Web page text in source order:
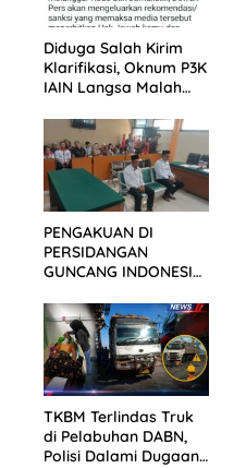
Diduga Salah Kirim
Klarifikasi, Oknum P3K
IAIN Langsa Malah
Dewan Pers
PENGAKUAN DI
PERSIDANGAN
GUNCANG INDONESIA!
DITUNDA, KELUARGA
KORBAN MENGAMUK
DI PN MALANG
TKBM Terlindas Truk
di Pelabuhan DABN,
Polisi Dalami Dugaan